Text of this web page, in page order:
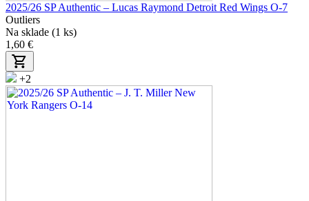
2025/26 SP Authentic – Lucas Raymond Detroit Red Wings O-7
Outliers
Na sklade (1 ks)
1,60 €
+2